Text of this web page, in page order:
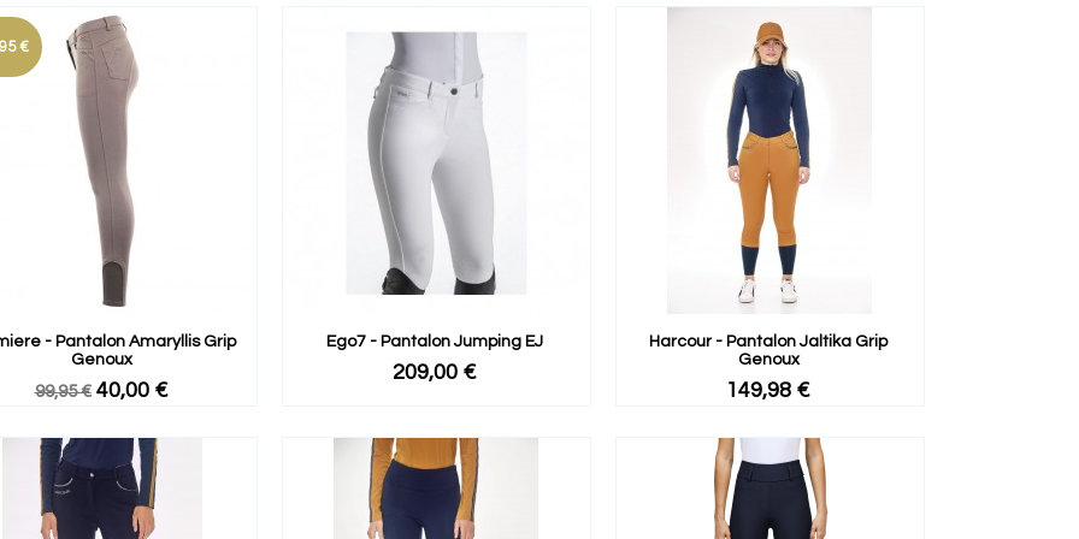
- Pantalon Amaryllis Grip
Genoux
99,95 € 40,00 €
€
Ego7 - Pantalon Jumping EJ
209,00 €
Harcour - Pantalon Jaltika Grip
Genoux
149,98 €